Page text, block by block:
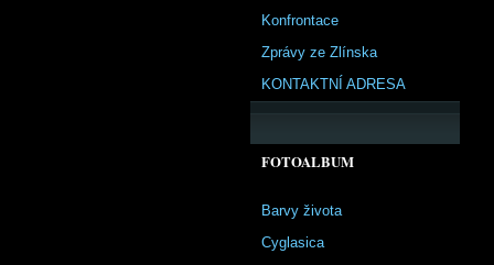
Konfrontace
Zprávy ze Zlínska
KONTAKTNÍ ADRESA
FOTOALBUM
Barvy života
Cyglasica